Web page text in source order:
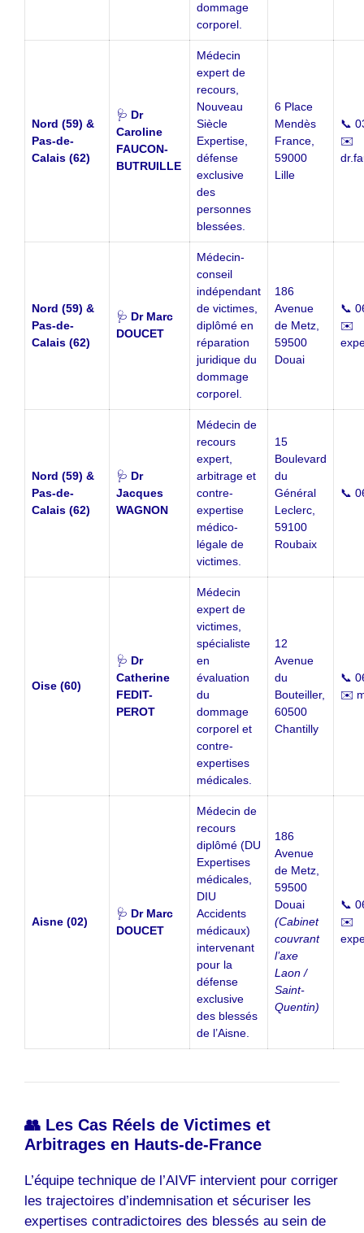
dommage
corporel.
Nord (59) &
Pas-de-
Calais (62)
🩺 Dr
Caroline
FAUCON-
BUTRUILLE
Médecin
expert de
recours,
Nouveau
Siècle
Expertise,
défense
exclusive
des
personnes
blessées.
6 Place
Mendès
France,
59000
Lille
📞
✉️
Nord (59) &
Pas-de-
Calais (62)
🩺 Dr Marc
DOUCET
Médecin-
conseil
indépendant
de victimes,
diplômé en
réparation
juridique du
dommage
corporel.
186
Avenue
de Metz,
59500
Douai
📞
✉️
Nord (59) &
Pas-de-
Calais (62)
🩺 Dr
Jacques
WAGNON
Médecin de
recours
expert,
arbitrage et
contre-
expertise
médico-
légale de
victimes.
15
Boulevard
du
Général
Leclerc,
59100
Roubaix
📞
Oise (60)
🩺 Dr
Catherine
FEDIT-
PEROT
Médecin
expert de
victimes,
spécialiste
en
évaluation
du
dommage
corporel et
contre-
expertises
médicales.
12
Avenue
du
Bouteiller,
60500
Chantilly
📞
✉️
Aisne (02)
🩺 Dr Marc
DOUCET
Médecin de
recours
diplômé (DU
Expertises
médicales,
DIU
Accidents
médicaux)
intervenant
pour la
défense
exclusive
des blessés
de l’Aisne.
186
Avenue
de Metz,
59500
Douai
(Cabinet
couvrant
l’axe
Laon /
Saint-
Quentin)
📞
✉️
👥 Les Cas Réels de Victimes et
Arbitrages en Hauts-de-France
L’équipe technique de l’AIVF intervient pour corriger
les trajectoires d’indemnisation et sécuriser les
expertises contradictoires des blessés au sein de